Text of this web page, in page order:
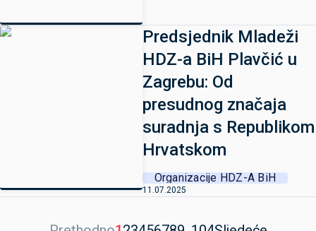
Predsjednik Mladeži
HDZ-a BiH Plavčić u
Zagrebu: Od
presudnog značaja
suradnja s Republikom
Hrvatskom
Organizacije HDZ-A BiH
11.07.2025